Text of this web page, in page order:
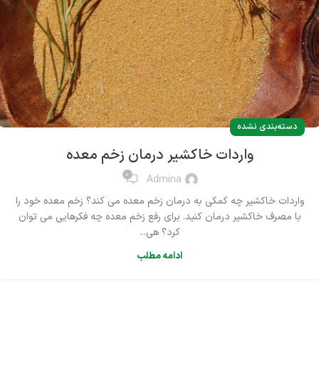
دسته‌بندی نشده
واردات خاکشیر درمان زخم معده
Admina
0
واردات خاکشیر چه کمکی به درمان زخم معده می کند؟ زخم معده خود را
با مصرف خاکشیر درمان کنید. برای رفع زخم معده چه فکرهایی می توان
کرد؟ هی...
ادامه مطلب